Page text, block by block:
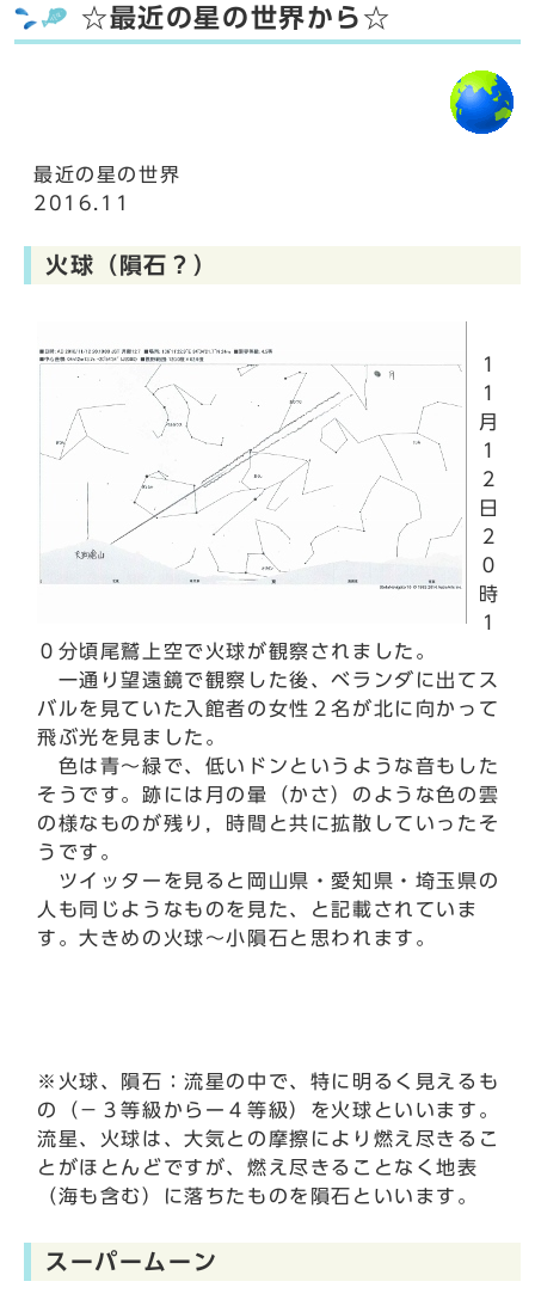
☆最近の星の世界から☆
最近の星の世界
2016.11
火球（隕石？）
１
１
月
１
２
日
２
０
時
１
０分頃尾鷲上空で火球が観察されました。
一通り望遠鏡で観察した後、ベランダに出てス
バルを見ていた入館者の女性２名が北に向かって
飛ぶ光を見ました。
色は青～緑で、低いドンというような音もした
そうです。跡には月の暈（かさ）のような色の雲
の様なものが残り，時間と共に拡散していったそ
うです。
ツイッターを見ると岡山県・愛知県・埼玉県の
人も同じようなものを見た、と記載されていま
す。大きめの火球～小隕石と思われます。
※火球、隕石：流星の中で、特に明るく見えるも
の（－３等級からー４等級）を火球といいます。
流星、火球は、大気との摩擦により燃え尽きるこ
とがほとんどですが、燃え尽きることなく地表
（海も含む）に落ちたものを隕石といいます。
スーパームーン